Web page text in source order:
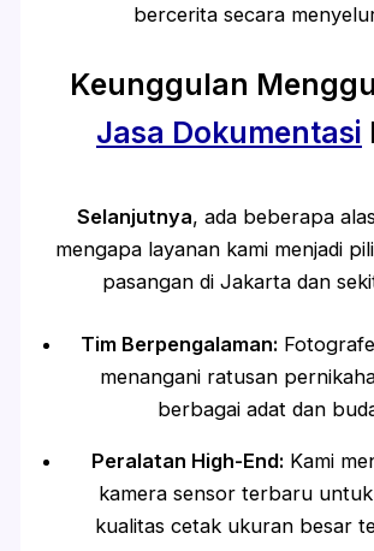
bercerita secara
Keunggulan
Jasa Dokumentasi
Selanjutnya, ada beberapa
mengapa layanan kami menjadi
pasangan di Jakarta dan
Tim Berpengalaman:
menangani ratusan
berbagai adat dan
Peralatan High-End: Kami
kamera sensor terbaru
kualitas cetak ukuran besar